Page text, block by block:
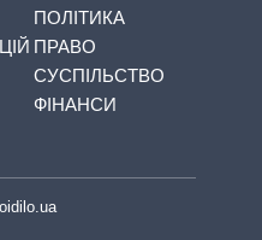
ПОЛІТИКА
ПРАВО
СУСПІЛЬСТВО
ФІНАНСИ